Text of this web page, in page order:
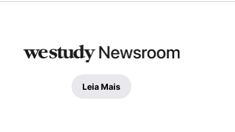
Leia Mais